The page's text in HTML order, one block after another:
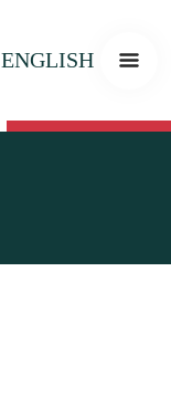
ENGLISH